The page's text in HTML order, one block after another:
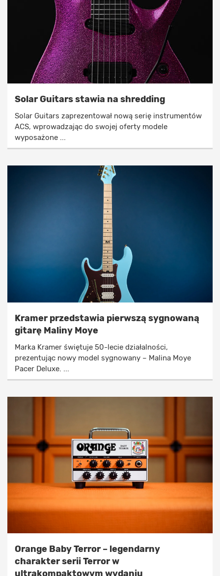
Solar Guitars stawia na shredding
Solar Guitars zaprezentował nową serię instrumentów
ACS, wprowadzając do swojej oferty modele
wyposażone ...
Kramer przedstawia pierwszą sygnowaną
gitarę Maliny Moye
Marka Kramer świętuje 50-lecie działalności,
prezentując nowy model sygnowany – Malina Moye
Pacer Deluxe. ...
Orange Baby Terror – legendarny
charakter serii Terror w
ultrakompaktowym wydaniu